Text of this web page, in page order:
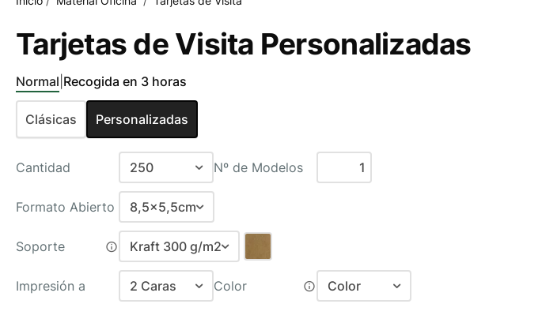
Tarjetas de Visita Personalizadas
Normal Recogida en 3 horas
Clásicas Personalizadas
Cantidad
250
100
250
500
1000
Nº de Modelos
Formato Abierto
8,5x5,5cm
8,5x5,5cm
9,0x5,5cm
Personalizado
Soporte Kraft 300 g/m2
Estucados
Impresión a
2 Caras
Color
Color